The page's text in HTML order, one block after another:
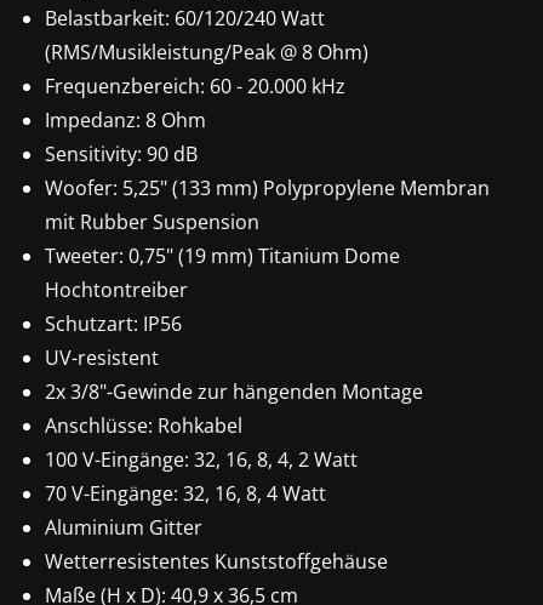
Belastbarkeit: 60/120/240 Watt
(RMS/Musikleistung/Peak @ 8 Ohm)
Frequenzbereich: 60 - 20.000 kHz
Impedanz: 8 Ohm
Sensitivity: 90 dB
Woofer: 5,25" (133 mm) Polypropylene Membran
mit Rubber Suspension
Tweeter: 0,75" (19 mm) Titanium Dome
Hochtontreiber
Schutzart: IP56
UV-resistent
2x 3/8"-Gewinde zur hängenden Montage
Anschlüsse: Rohkabel
100 V-Eingänge: 32, 16, 8, 4, 2 Watt
70 V-Eingänge: 32, 16, 8, 4 Watt
Aluminium Gitter
Wetterresistentes Kunststoffgehäuse
Maße (H x D): 40,9 x 36,5 cm